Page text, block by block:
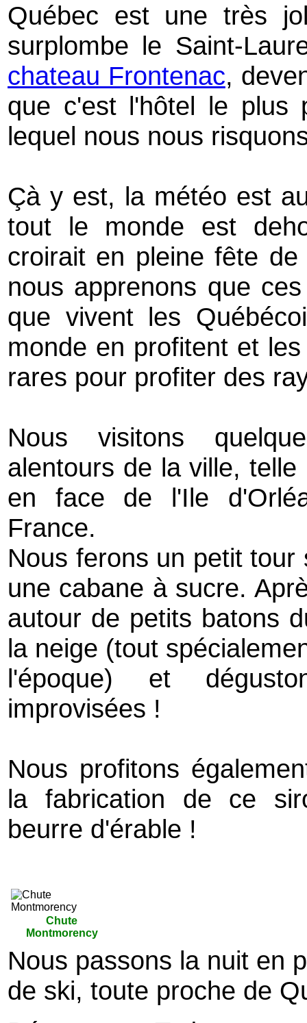
Québec est une très
surplombe le Saint-
chateau Frontenac,
que c'est l'hôtel le plus
lequel nous nous
Çà y est, la météo est
tout le monde est
croirait en pleine fête
nous apprenons que
que vivent les
monde en profitent et
rares pour profiter des
Nous visitons
alentours de la ville,
en face de l'Ile
France.
Nous ferons un petit
une cabane à sucre.
autour de petits batons
la neige (tout
l'époque) et
improvisées !
Nous profitons
la fabrication de ce
beurre d'érable !
Chute
Montmorency
Nous passons la nuit en
de ski, toute proche de